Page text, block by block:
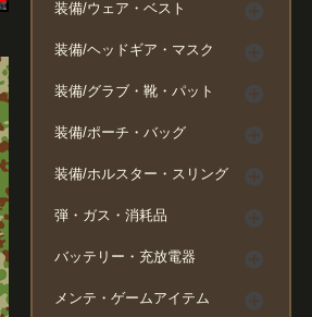
装備/ウェア・ベスト
装備/ヘッドギア・マスク
装備/グラブ・靴・パット
装備/ポーチ・バッグ
装備/ホルスター・スリング
弾・ガス・消耗品
バッテリー・充放電器
メンテ・ゲームアイテム